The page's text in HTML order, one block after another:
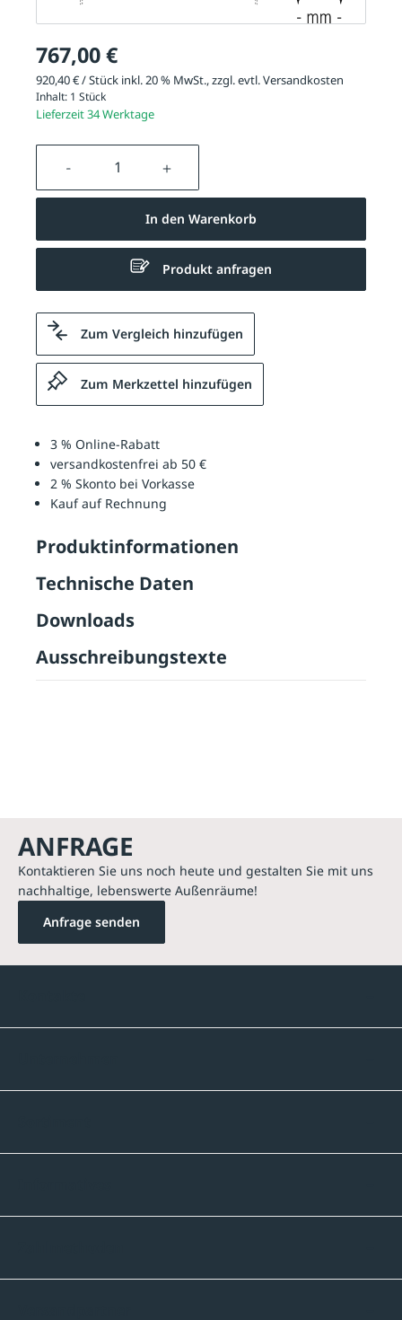
767,00 €
920,40 € / Stück inkl. 20 % MwSt., zzgl. evtl.Versandkosten
Inhalt: 1 Stück
Lieferzeit 34 Werktage
Produkt Anzahl: Gib den
In den Warenkorb
Produkt anfragen
Zum Vergleich hinzufügen
Zum Merkzettel hinzufügen
3 % Online-Rabatt
versandkostenfrei ab 50 €
2 % Skonto bei Vorkasse
Kauf auf Rechnung
Produktinformationen
Technische Daten
Downloads
Ausschreibungstexte
ANFRAGE
Kontaktieren Sie uns noch heute und gestalten Sie mit uns
nachhaltige, lebenswerte Außenräume!
Anfrage senden